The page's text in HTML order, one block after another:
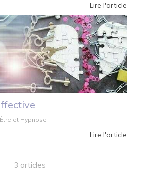
Lire l'article
et Hypnose
Lire l'article
3 articles